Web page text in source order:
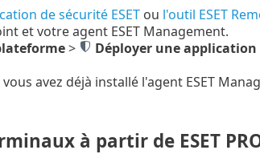
de sécurité ESETou l'outil ESET
et votre agent ESET Management.
> Déployer une application
avez déjà installé l'agent ESET
à partir de ESET